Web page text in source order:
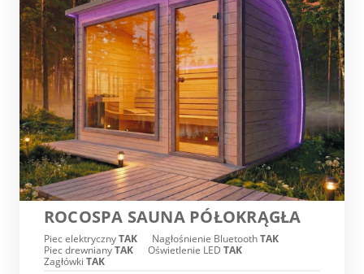
ROCOSPA SAUNA PÓŁOKRĄGŁA
Piec elektrycznyTAK Nagłośnienie BluetoothTAK
Piec drewnianyTAK Oświetlenie LED TAK
Zagłówki TAK